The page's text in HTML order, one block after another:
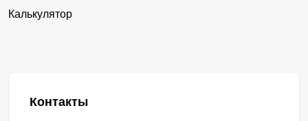
Калькулятор
Контакты